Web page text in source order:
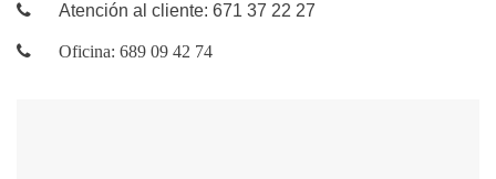
Atención al cliente: 671 37 22 27
Oficina: 689 09 42 74